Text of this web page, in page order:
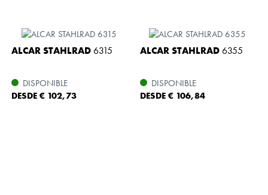
ALCAR STAHLRAD6315
DISPONIBLE
DESDE € 102,73
ALCAR STAHLRAD6355
DISPONIBLE
DESDE € 106,84